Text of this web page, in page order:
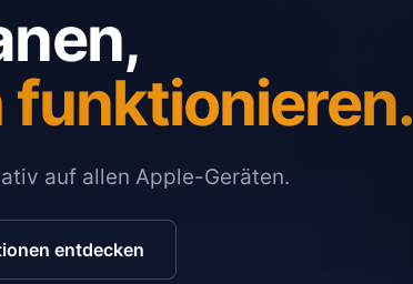
auf allen Apple-Geräten.
entdecken